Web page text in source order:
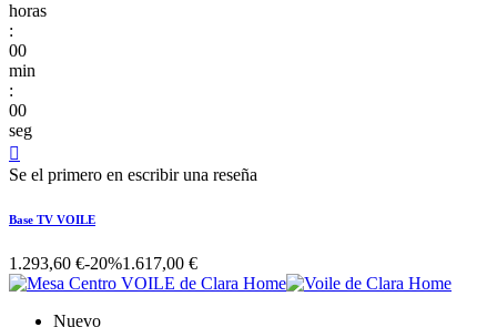
horas
:
00
min
:
00
seg

Se el primero en escribir una reseña
Base TV VOILE
1.293,60 €-20%1.617,00 €
Nuevo